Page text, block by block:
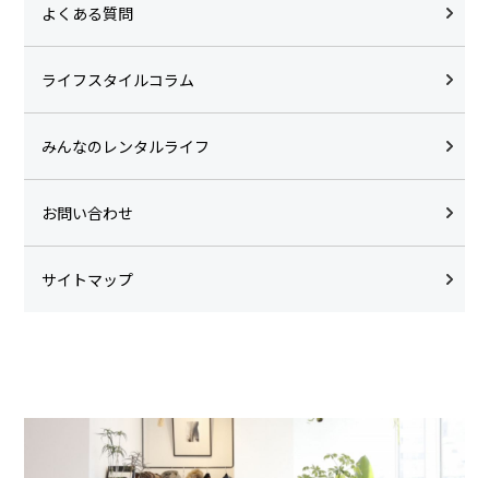
よくある質問
ライフスタイルコラム
みんなのレンタルライフ
お問い合わせ
サイトマップ